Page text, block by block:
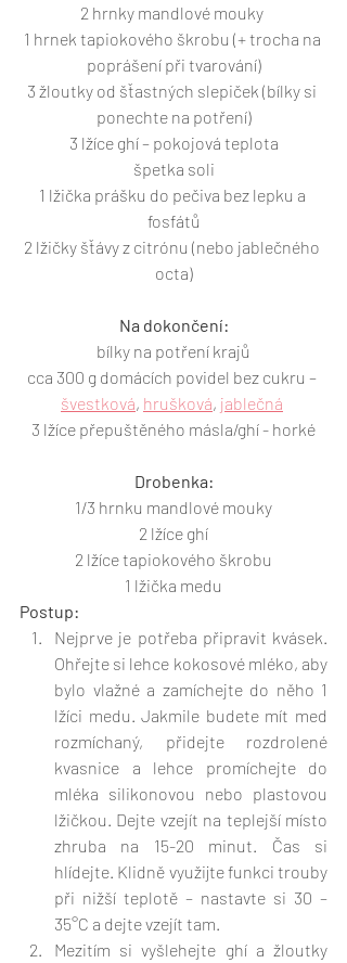
2 hrnky mandlové mouky
1 hrnek tapiokového škrobu (+ trocha na
poprášení při tvarování)
3 žloutky od šťastných slepiček (bílky si
ponechte na potření)
3 lžíce ghí – pokojová teplota
špetka soli
1 lžička prášku do pečiva bez lepku a
fosfátů
2 lžičky šťávy z citrónu (nebo jablečného
octa)
Na dokončení:
bílky na potření krajů
cca 300 g domácích povidel bez cukru –
švestková, hrušková, jablečná
3 lžíce přepuštěného másla/ghí - horké
Drobenka:
1/3 hrnku mandlové mouky
2 lžíce ghí
2 lžíce tapiokového škrobu
1 lžička medu
Postup:
Nejprve je potřeba připravit kvásek.
Ohřejte si lehce kokosové mléko, aby
bylo vlažné a zamíchejte do něho 1
lžíci medu. Jakmile budete mít med
rozmíchaný, přidejte rozdrolené
kvasnice a lehce promíchejte do
mléka silikonovou nebo plastovou
lžičkou. Dejte vzejít na teplejší místo
zhruba na 15-20 minut. Čas si
hlídejte. Klidně využijte funkci trouby
při nižší teplotě – nastavte si 30 –
35°C a dejte vzejít tam.
Mezitím si vyšlehejte ghí a žloutky